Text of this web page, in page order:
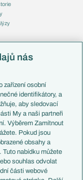
nás
zařízení osobní
identifikátory, a
aby sledovací
My a naši partneři
Výběrem Zamítnout
Pokud jsou
obsahy a
nabídku můžete
souhlas odvolat
části webové